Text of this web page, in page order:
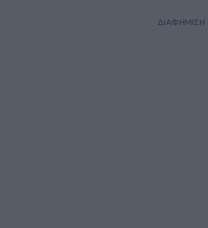
ΔΙΑΦΗΜΙΣΗ